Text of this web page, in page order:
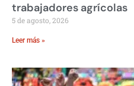
trabajadores agrícolas
5 de agosto, 2026
Leer más »